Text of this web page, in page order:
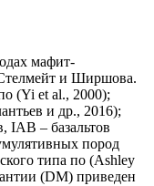
мафит-
и Ширшова.
(Yi et al., 2000);
и др., 2016);
IAB – базальтов
пород
типа по (Ashley
(DM) приведен